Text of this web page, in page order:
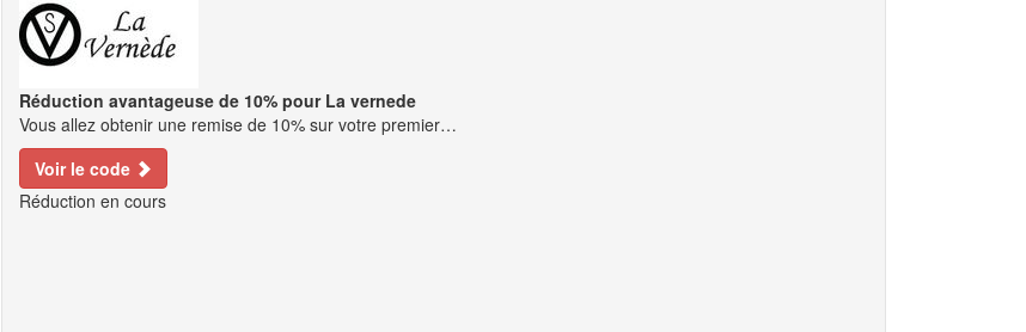
Réduction avantageuse de 10% pour La vernede
Vous allez obtenir une remise de 10% sur votre premier…
Voir le code
Réduction en cours